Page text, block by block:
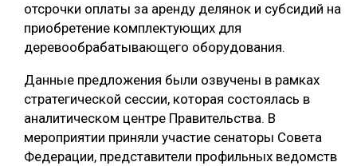
ПРОИЗВОДСТВО ДРЕВЕСНЫХ ПЛИТ
ЦБП
КОМПЛЕКСНАЯ ПЕРЕРАБОТКА
ЛЕСОПИЛЕНИЕ
ДЕРЕВЯННОЕ ДОМОСТРОЕНИЕ
отсрочки оплаты за аренду делянок и субсидий на
приобретение комплектующих для
деревообрабатывающего оборудования.
Данные предложения были озвучены в рамках
стратегической сессии, которая состоялась в
аналитическом центре Правительства. В
мероприятии приняли участие сенаторы Совета
Федерации, представители профильных ведомств